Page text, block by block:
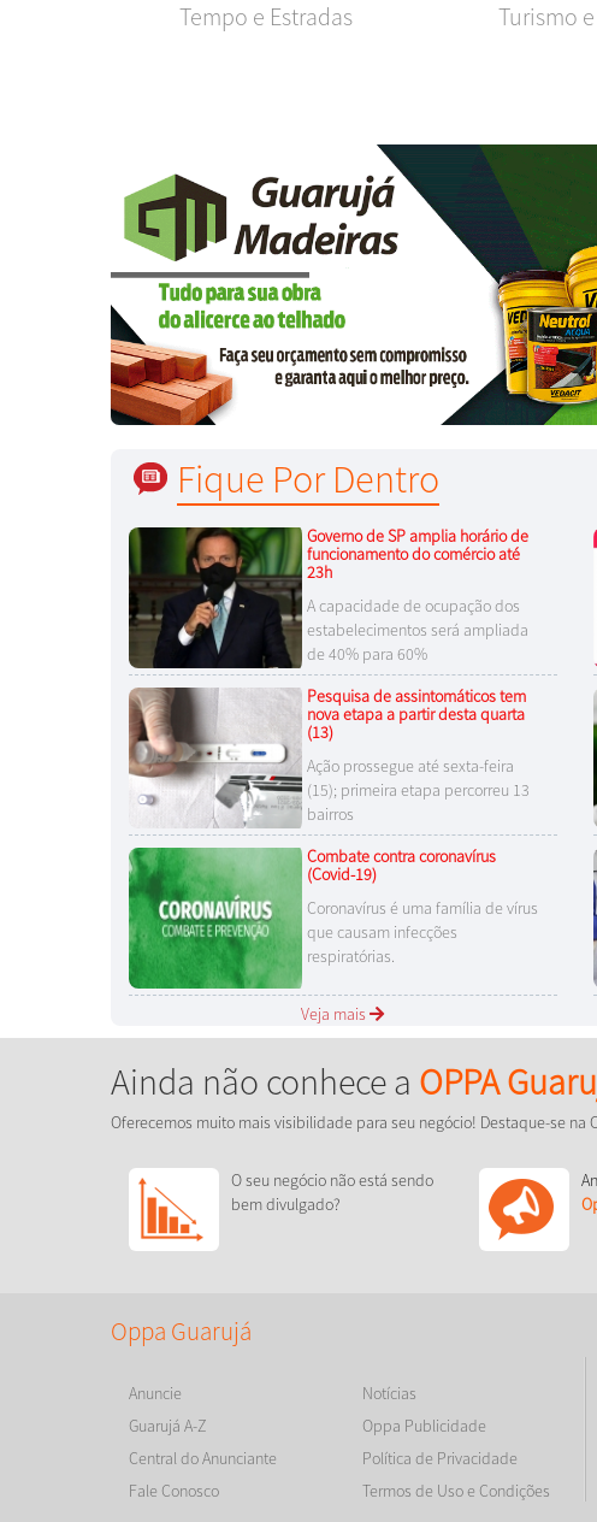
Tempo e Estradas Turismo
Fique Por Dentro
Governo de SP amplia horário de
funcionamento do comércio até
23h
A capacidade de ocupação dos
estabelecimentos será ampliada
de 40% para 60%
Pesquisa de assintomáticos tem
nova etapa a partir desta quarta
(13)
Ação prossegue até sexta-feira
(15); primeira etapa percorreu 13
bairros
Combate contra coronavírus
(Covid-19)
Coronavírus é uma família de vírus
que causam infecções
respiratórias.
Veja mais
Ainda não conhece a OPPA
Oferecemos muito mais visibilidade para seu negócio! Destaque-se na
O seu negócio não está sendo
bem divulgado?
Oppa Guarujá
Anuncie
Guarujá A-Z
Central do Anunciante
Fale Conosco
Notícias
Oppa Publicidade
Política de Privacidade
Termos de Uso e Condições